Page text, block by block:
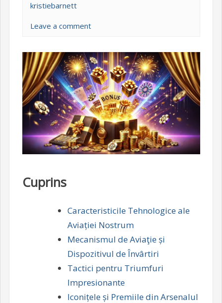
kristiebarnett
Leave a comment
Cuprins
Caracteristicile Tehnologice ale
Aviației Nostrum
Mecanismul de Aviaţie și
Dispozitivul de Învârtiri
Tactici pentru Triumfuri
Impresionante
Iconițele și Premiile din Arsenalul